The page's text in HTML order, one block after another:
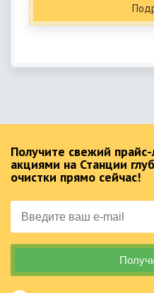
Получите свежий
акциями на Станции
очистки прямо сейчас!